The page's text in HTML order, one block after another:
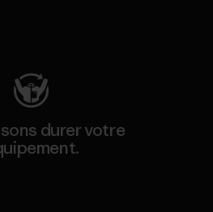
durer votre